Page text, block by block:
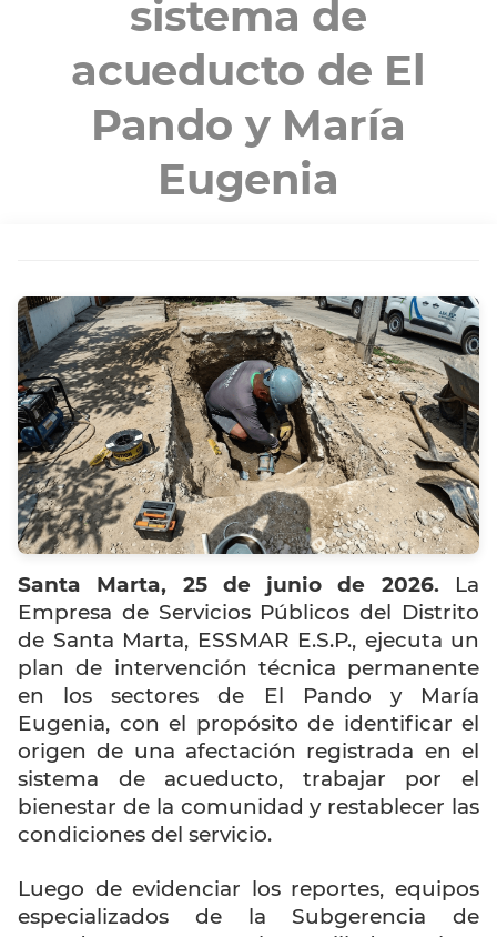
sistema de
acueducto de El
Pando y María
Eugenia
Santa Marta, 25 de junio de 2026.La
Empresa de Servicios Públicos del Distrito
de Santa Marta, ESSMAR E.S.P., ejecuta un
plan de intervención técnica permanente
en los sectores de El Pando y María
Eugenia, con el propósito de identificar el
origen de una afectación registrada en el
sistema de acueducto, trabajar por el
bienestar de la comunidad y restablecer las
condiciones del servicio.
Luego de evidenciar los reportes, equipos
especializados de la Subgerencia de